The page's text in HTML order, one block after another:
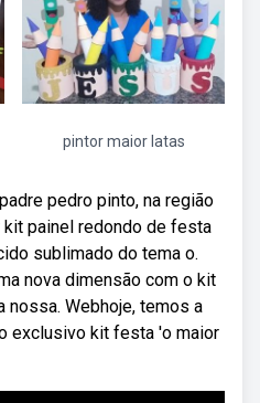
pintor maior latas
pedro pinto, na região
kit painel redondo de festa
sublimado do tema o.
nova dimensão com o kit
nossa. Webhoje, temos a
exclusivo kit festa 'o maior